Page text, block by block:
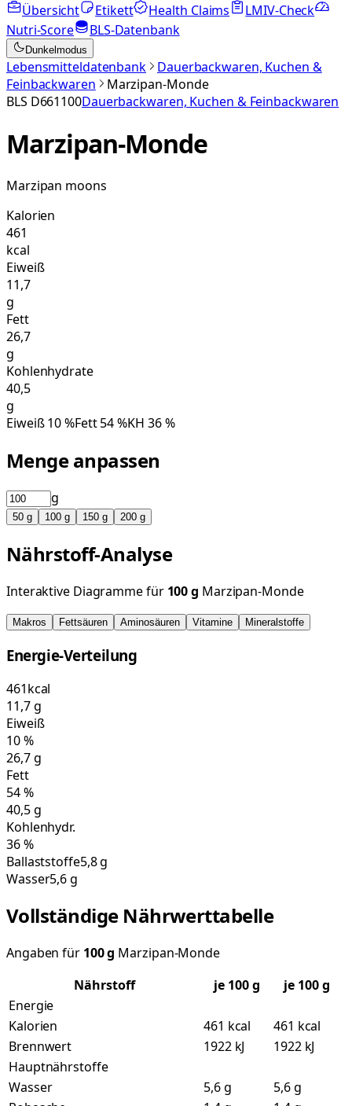
Übersicht
Etikett Health Claims
LMIV-Check
Nutri-Score
BLS-Datenbank
Dunkelmodus
Lebensmitteldatenbank
Dauerbackwaren, Kuchen &
Feinbackwaren
Marzipan-Monde
BLS D661100Dauerbackwaren, Kuchen & Feinbackwaren
Marzipan-Monde
Marzipan moons
Kalorien
461
kcal
Eiweiß
11,7
g
Fett
26,7
g
Kohlenhydrate
40,5
g
Eiweiß10%Fett54%KH 36%
Menge anpassen
g
50 g 100 g 150 g 200 g
Nährstoff-Analyse
Interaktive Diagramme für 100g Marzipan-Monde
Makros Fettsäuren Aminosäuren Vitamine Mineralstoffe
Energie-Verteilung
461kcal
11,7g
Eiweiß
10%
26,7g
Fett
54%
40,5g
Kohlenhydr.
36%
Ballaststoffe5,8 g
Wasser5,6 g
Vollständige Nährwerttabelle
Angaben für 100g Marzipan-Monde
Nährstoff
je 100g
je 100 g
Energie
Kalorien
461 kcal
461 kcal
Brennwert
1922 kJ
1922 kJ
Hauptnährstoffe
Wasser
5,6 g
5,6 g